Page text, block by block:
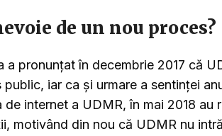
de un nou proces?
a pronunțat în decembrie 2017 că
public, iar ca și urmare a sentinţei
internet a UDMR, în mai 2018 au
motivând din nou că UDMR nu